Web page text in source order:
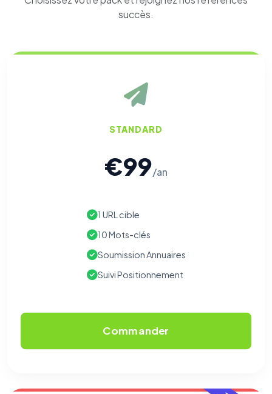
succès.
STANDARD
€99/an
1 URL cible
10 Mots-clés
Soumission Annuaires
Suivi Positionnement
Commander
traçants (Art. 82 loi Informatique et Libertés ; recommandation CNIL
lien dédié en pied de chaque courriel
vous opposer à ce suivi ») — sans vous désinscrire des envois — ou
contact@logicielreferencement.com